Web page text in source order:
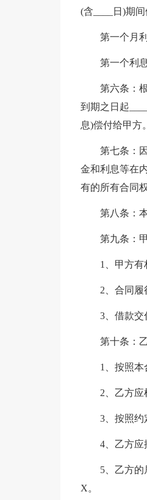
(含____日)期
第一个月
第一个利
第六条：
到期之日起
息)偿付给甲方。
第七条：
金和利息等在
有的所有合同权
第八条：
第九条：
1、甲方有
2、合同履
3、借款交
第十条：
1、按照本
2、乙方
3、按照约
4、乙方应
5、乙方
X。